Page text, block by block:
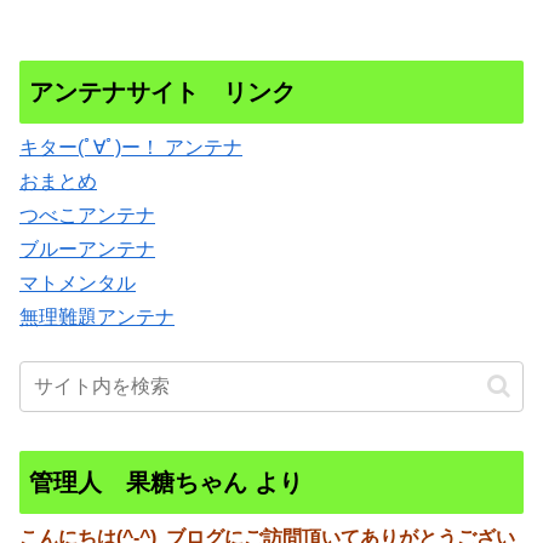
アンテナサイト リンク
キター(ﾟ∀ﾟ)ー！ アンテナ
おまとめ
つべこアンテナ
ブルーアンテナ
マトメンタル
無理難題アンテナ
管理人 果糖ちゃん より
こんにちは(^-^) ブログにご訪問頂いてありがとうござい